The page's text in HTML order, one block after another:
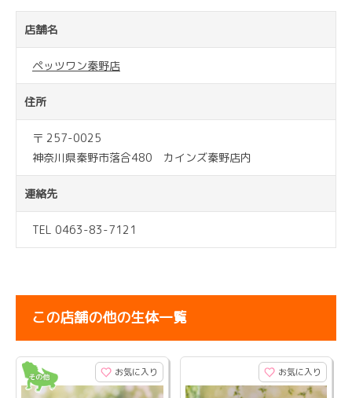
店舗名
ペッツワン秦野店
住所
〒 257-0025
神奈川県秦野市落合480 カインズ秦野店内
連絡先
TEL 0463-83-7121
この店舗の他の生体一覧
お気に入り お気に入り